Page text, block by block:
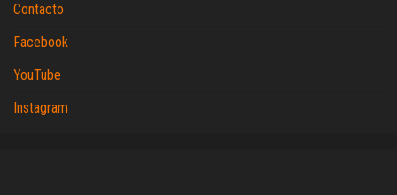
Contacto
Facebook
YouTube
Instagram